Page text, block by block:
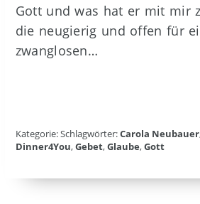
Gott und was hat er mit mir
die neugierig und offen für
zwanglosen…
Kategorie: Schlagwörter:Carola Neubauer
Dinner4You,Gebet,Glaube,Gott